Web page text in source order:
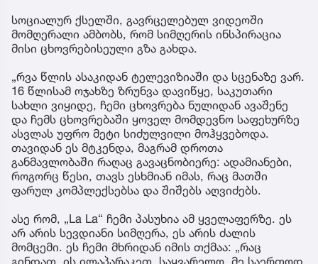
სოციალურ ქსელში, გავრცელებულ ვიდეოში
მომღერალი ამბობს, რომ სიმღერის ინსპირაცია
მისი ცხოვრებისეული გზა გახდა.
„რვა წლის ასაკიდან ტელევიზიაში და სცენაზე ვარ.
16 წლისამ ოჯახზე ზრუნვა დავიწყე, საკუთარი
სახლი ვიყიდე, ჩემი ცხოვრება ნულიდან ავაშენე
და ჩემს ცხოვრებაში ყოველ მომდევნო საფეხურზე
ასვლას უფრო მეტი სიძულვილი მოჰყვებოდა.
თავიდან ეს მტკენდა, მაგრამ დროთა
განმავლობაში რაღაც გავაცნობიერე: ადამიანები,
როგორც წესი, თავს ესხმიან იმას, რაც მათში
ფარულ კომპლექსებსა და შიშებს აღვიძებს.
ასე რომ, „La La“ ჩემი პასუხია ამ ყველაფერზე. ეს
არ არის სევდიანი სიმღერა, ეს არის ძალის
მომცემი. ეს ჩემი მხრიდან იმის თქმაა: „რაც